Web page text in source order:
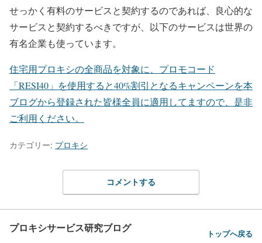
せっかく有料のサービスと契約するのであれば、良心的な
サービスと契約するべきですが、以下のサービスは世界の
有名企業も使っています。
住宅用プロキシの全商品を対象に、プロモコード
「RESI40」を使用すると40%割引となるキャンペーンを本
ブログから登録された皆様全員に適用してますので、是非
ご利用ください。
カテゴリー: プロキシ
コメントする
プロキシサービス研究ブログ トップへ戻る